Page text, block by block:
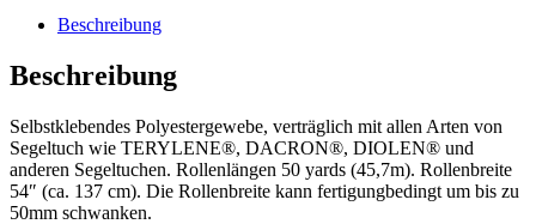
Beschreibung
Beschreibung
Selbstklebendes Polyestergewebe, verträglich mit allen Arten von
Segeltuch wie TERYLENE®, DACRON®, DIOLEN® und
anderen Segeltuchen. Rollenlängen 50 yards (45,7m). Rollenbreite
54″ (ca. 137 cm). Die Rollenbreite kann fertigungbedingt um bis zu
50mm schwanken.